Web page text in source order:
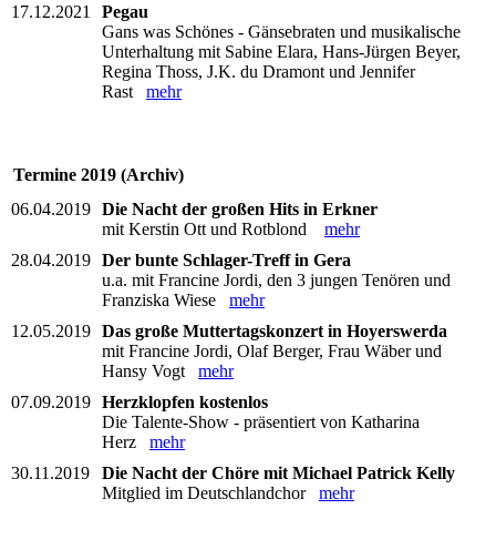
17.12.2021
Pegau
Gans was Schönes - Gänsebraten und musikalische
Unterhaltung mit Sabine Elara, Hans-Jürgen Beyer,
Regina Thoss, J.K. du Dramont und Jennifer
Rast mehr
Termine 2019 (Archiv)
06.04.2019 Die Nacht der großen Hits in Erkner
mit Kerstin Ott und Rotblond mehr
28.04.2019 Der bunte Schlager-Treff in Gera
u.a. mit Francine Jordi, den 3 jungen Tenören und
Franziska Wiese mehr
12.05.2019 Das große Muttertagskonzert in Hoyerswerda
mit Francine Jordi, Olaf Berger, Frau Wäber und
Hansy Vogt mehr
07.09.2019 Herzklopfen kostenlos
Die Talente-Show - präsentiert von Katharina
Herz mehr
30.11.2019
Die Nacht der Chöre mit Michael Patrick Kelly
Mitglied im Deutschlandchor mehr